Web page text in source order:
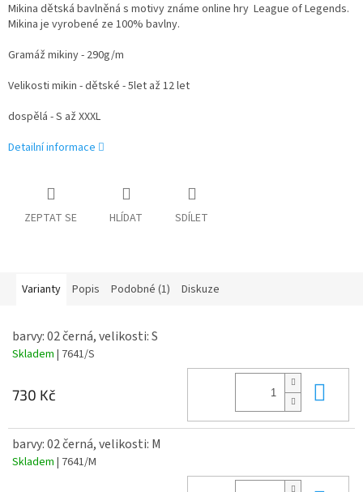
Mikina dětská bavlněná s motivy známe online hry League of Legends.
Mikina je vyrobené ze 100% bavlny.
Gramáž mikiny - 290g/m
Velikosti mikin - dětské - 5let až 12 let
dospělá - S až XXXL
Detailní informace
ZEPTAT SE HLÍDAT SDÍLET
Varianty Popis Podobné (1) Diskuze
barvy: 02 černá, velikosti: S
Skladem | 7641/S
730 Kč
barvy: 02 černá, velikosti: M
Skladem | 7641/M